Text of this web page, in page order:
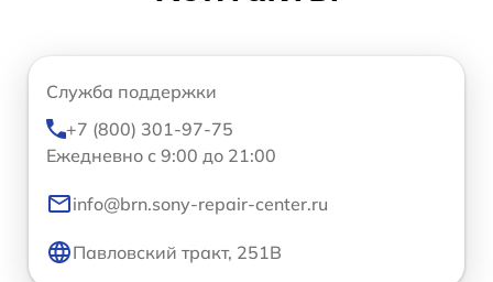
Служба поддержки
+7 (800) 301-97-75
Ежедневно с 9:00 до 21:00
info@brn.sony-repair-center.ru
Павловский тракт, 251В